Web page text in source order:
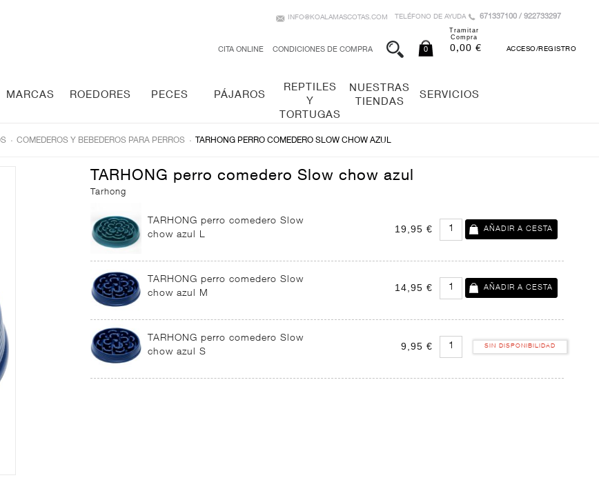
TELÉFONO DE AYUDA 671337100 / 922733297
INFO@KOALAMASCOTAS.COM
CITA ONLINE CONDICIONES DE COMPRA ACCESO/REGISTRO
0
Tramitar
Compra
0,00 €
MARCAS ROEDORES PECES PÁJAROS
REPTILES
Y
TORTUGAS
NUESTRAS
TIENDAS
SERVICIOS
. COMEDEROS Y BEBEDEROS PARA PERROS . TARHONG PERRO COMEDERO SLOW CHOW AZUL
TARHONG perro comedero Slow chow azul
Tarhong
TARHONG perro comedero Slow
chow azul L
19,95 €
TARHONG perro comedero Slow
chow azul M
14,95 €
TARHONG perro comedero Slow
chow azul S
9,95 € SIN DISPONIBILIDAD